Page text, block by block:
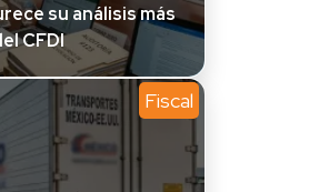
su análisis más
CFDI
Fiscal